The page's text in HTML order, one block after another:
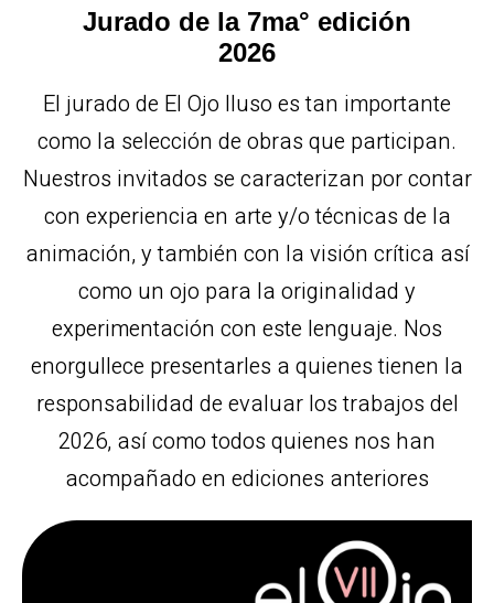
Jurado de la 7ma° edición
2026
El jurado de El Ojo Iluso es tan importante
como la selección de obras que participan.
Nuestros invitados se caracterizan por contar
con experiencia en arte y/o técnicas de la
animación, y también con la visión crítica así
como un ojo para la originalidad y
experimentación con este lenguaje. Nos
enorgullece presentarles a quienes tienen la
responsabilidad de evaluar los trabajos del
2026, así como todos quienes nos han
acompañado en ediciones anteriores